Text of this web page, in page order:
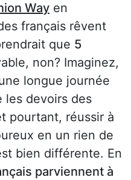
Way en
français rêvent
que 5
non? Imaginez,
longue journée
les devoirs des
pourtant, réussir à
en un rien de
bien différente. En
parviennent à